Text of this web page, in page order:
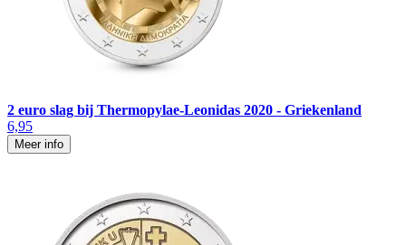
2 euro slag bij Thermopylae-Leonidas 2020 - Griekenland
6,95
Meer info